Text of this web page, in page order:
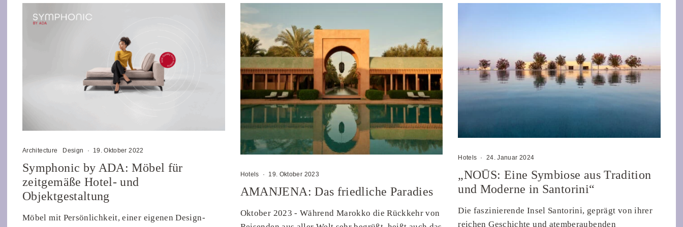
Architecture Design · 19. Oktober 2022
Symphonic by ADA: Möbel für
zeitgemäße Hotel- und
Objektgestaltung
Möbel mit Persönlichkeit, einer eigenen Design-
Hotels · 19. Oktober 2023
AMANJENA: Das friedliche Paradies
Oktober 2023 - Während Marokko die Rückkehr von
Hotels · 24. Januar 2024
„NOŪS: Eine Symbiose aus Tradition
und Moderne in Santorini“
Die faszinierende Insel Santorini, geprägt von ihrer
reichen Geschichte und atemberaubenden